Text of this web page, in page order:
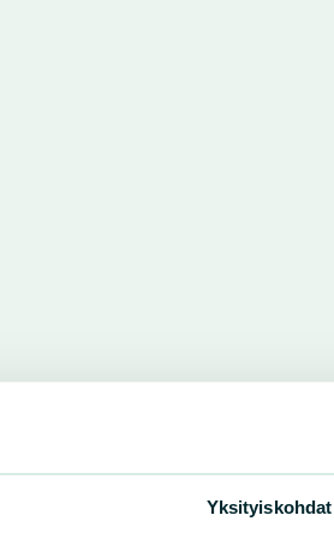
Yksityiskohdat